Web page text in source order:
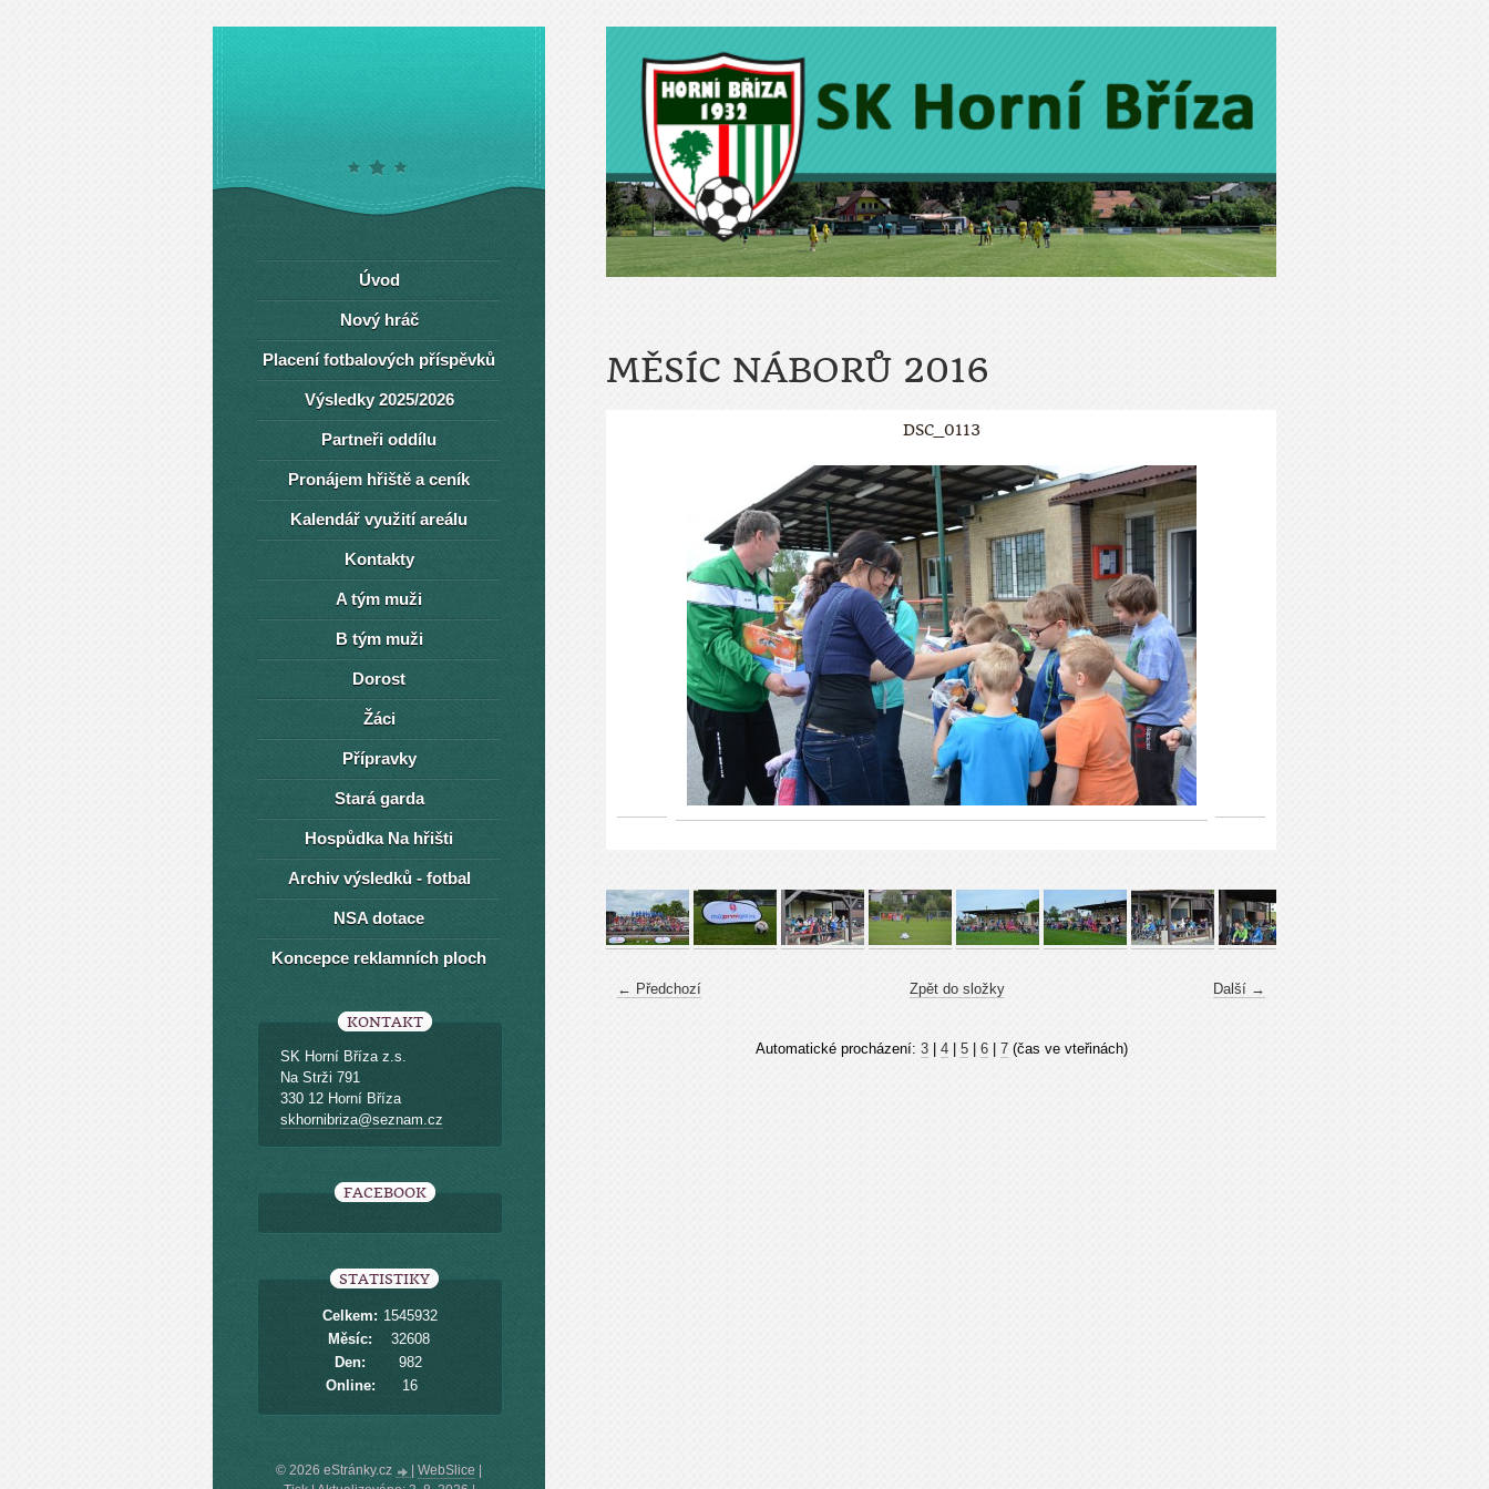
MĚSÍC NÁBORŮ 2016
DSC_0113
← Předchozí Další →
Zpět do složky
Automatické procházení: 3| 4| 5| 6| 7(čas ve vteřinách)
Úvod
Nový hráč
Placení fotbalových příspěvků
Výsledky 2025/2026
Partneři oddílu
Pronájem hřiště a ceník
Kalendář využití areálu
Kontakty
A tým muži
B tým muži
Dorost
Žáci
Přípravky
Stará garda
Hospůdka Na hřišti
Archiv výsledků - fotbal
NSA dotace
Koncepce reklamních ploch
KONTAKT
SK Horní Bříza z.s.
Na Strži 791
330 12 Horní Bříza
skhornibriza@seznam.cz
FACEBOOK
STATISTIKY
Online: 16
Celkem: 1545932
Měsíc:
32608
Den:
982
© 2026 eStránky.cz WebSlice